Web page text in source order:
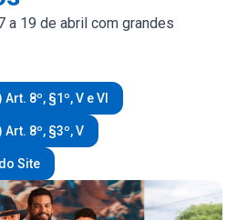
a 19 de abril com grandes
8º, §1º, V e VI
8º, §3º, V
Site